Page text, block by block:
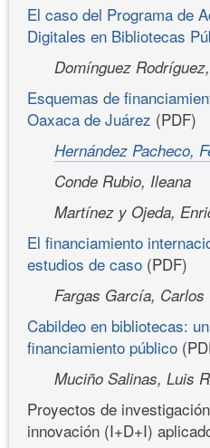
El caso del Programa de
Digitales en Bibliotecas
Domínguez
Esquemas de
Oaxaca de Juárez (PDF)
Hernández Pacheco,
Conde Rubio, Ileana
Martínez y Ojeda,
El financiamiento
estudios de caso (PDF)
Fargas García, Carlos
Cabildeo en bibliotecas:
financiamiento público
Muciño Salinas, Luis
Proyectos de
innovación (I+D+I)